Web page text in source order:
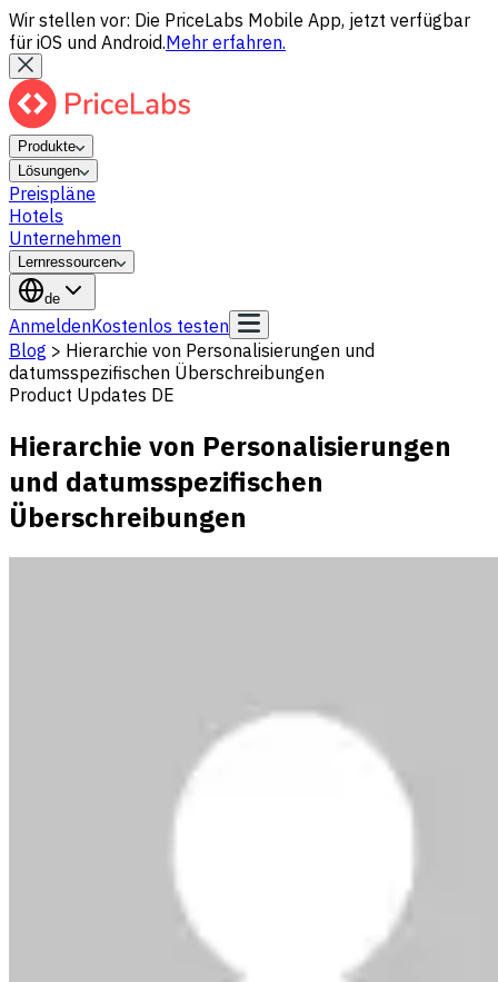
Wir stellen vor: Die PriceLabs Mobile App, jetzt verfügbar
für iOS und Android.Mehr erfahren.
Produkte
Lösungen
Preispläne
Hotels
Unternehmen
Lernressourcen
de
AnmeldenKostenlos testen
Blog > Hierarchie von Personalisierungen und
datumsspezifischen Überschreibungen
Product Updates DE
Hierarchie von Personalisierungen
und datumsspezifischen
Überschreibungen